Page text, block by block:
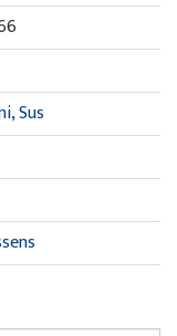
Sus